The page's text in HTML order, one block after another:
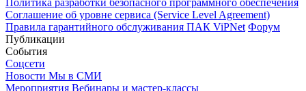
Политика разработки безопасного программного обеспечения
Соглашение об уровне сервиса (Service Level Agreement)
Правила гарантийного обслуживания ПАК ViPNet Форум
Публикации
События
Соцсети
Новости Мы в СМИ
Мероприятия Вебинары и мастер-классы